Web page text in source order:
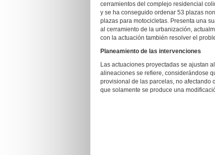
cerramientos del complejo residencial
y se ha conseguido ordenar 53 plazas
plazas para motocicletas. Presenta una
al cerramiento de la urbanización,
con la actuación también resolver el
Planeamiento de las intervenciones
Las actuaciones proyectadas se ajustan
alineaciones se refiere, considerándose
provisional de las parcelas, no afectando
que solamente se produce una